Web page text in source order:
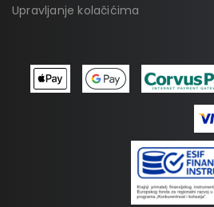
Upravljanje kolačićima